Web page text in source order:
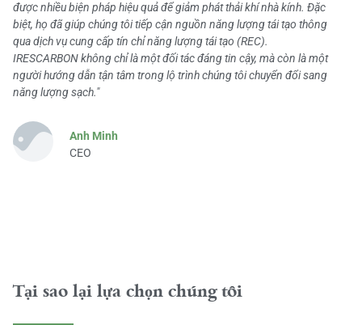
được nhiều biện pháp hiệu quả để giảm phát thải khí nhà kính. Đặc
biệt, họ đã giúp chúng tôi tiếp cận nguồn năng lượng tái tạo thông
qua dịch vụ cung cấp tín chỉ năng lượng tái tạo (REC).
IRESCARBON không chỉ là một đối tác đáng tin cậy, mà còn là một
người hướng dẫn tận tâm trong lộ trình chúng tôi chuyển đổi sang
năng lượng sạch."
Anh Minh
CEO
Tại sao lại lựa chọn chúng tôi